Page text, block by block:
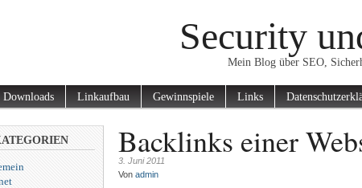
Security
Mein Blog über SEO,
Downloads Linkaufbau Gewinnspiele Links
Backlinks einer
3. Juni 2011
Von admin